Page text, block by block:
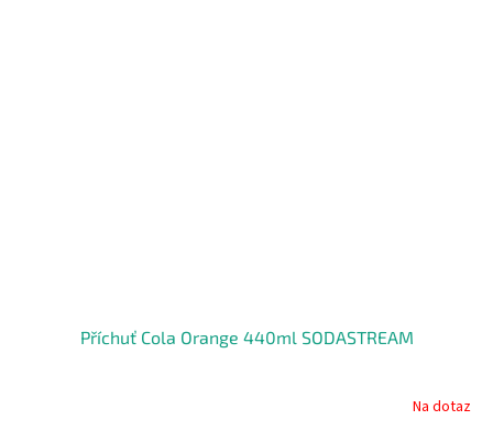
Příchuť Cola Orange 440ml SODASTREAM
Na dotaz